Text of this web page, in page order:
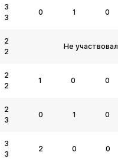
3
3
0 1 0
2
2
Не участвовал
2
2
1 0 0
2
3
0 1 0
3
3
2 0 0